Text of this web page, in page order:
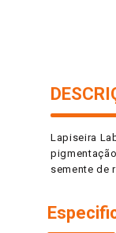
Lapiseira
semente de